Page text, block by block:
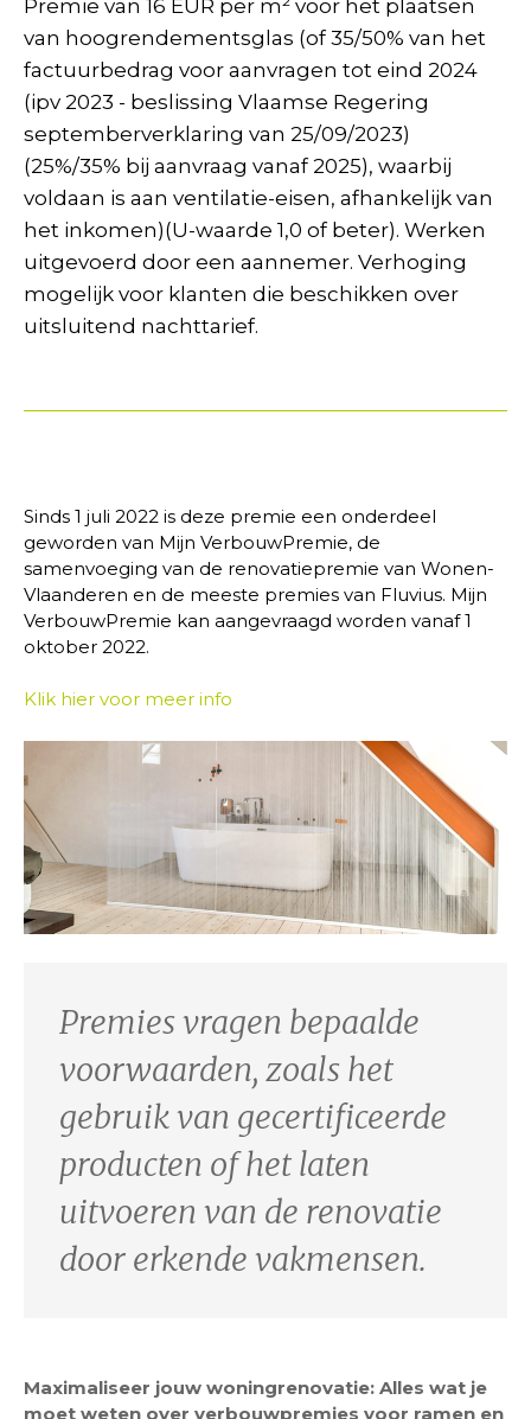
Premie van 16 EUR per m² voor het plaatsen
van hoogrendementsglas (of 35/50% van het
factuurbedrag voor aanvragen tot eind 2024
(ipv 2023 - beslissing Vlaamse Regering
septemberverklaring van 25/09/2023)
(25%/35% bij aanvraag vanaf 2025), waarbij
voldaan is aan ventilatie-eisen, afhankelijk van
het inkomen)(U-waarde 1,0 of beter). Werken
uitgevoerd door een aannemer. Verhoging
mogelijk voor klanten die beschikken over
uitsluitend nachttarief.
Sinds 1 juli 2022 is deze premie een onderdeel
geworden van Mijn VerbouwPremie, de
samenvoeging van de renovatiepremie van Wonen-
Vlaanderen en de meeste premies van Fluvius. Mijn
VerbouwPremie kan aangevraagd worden vanaf 1
oktober 2022.
Klik hier voor meer info
Premies vragen bepaalde
voorwaarden, zoals het
gebruik van gecertificeerde
producten of het laten
uitvoeren van de renovatie
door erkende vakmensen.
Maximaliseer jouw woningrenovatie: Alles wat je
moet weten over verbouwpremies voor ramen en